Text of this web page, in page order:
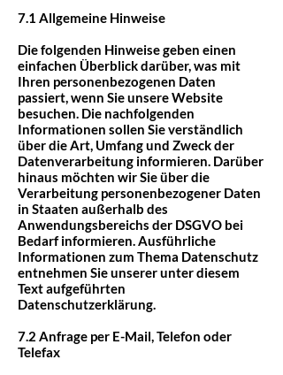
7.1 Allgemeine Hinweise
Die folgenden Hinweise geben einen
einfachen Überblick darüber, was mit
Ihren personenbezogenen Daten
passiert, wenn Sie unsere Website
besuchen. Die nachfolgenden
Informationen sollen Sie verständlich
über die Art, Umfang und Zweck der
Datenverarbeitung informieren. Darüber
hinaus möchten wir Sie über die
Verarbeitung personenbezogener Daten
in Staaten außerhalb des
Anwendungsbereichs der DSGVO bei
Bedarf informieren. Ausführliche
Informationen zum Thema Datenschutz
entnehmen Sie unserer unter diesem
Text aufgeführten
Datenschutzerklärung.
7.2 Anfrage per E-Mail, Telefon oder
Telefax